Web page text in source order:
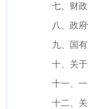
七、财政
八、政府
九、国有
十、关于
十一、一
十二、关